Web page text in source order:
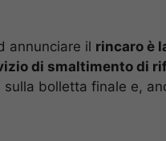
annunciare il rincaro è
di smaltimento di
bolletta finale e,